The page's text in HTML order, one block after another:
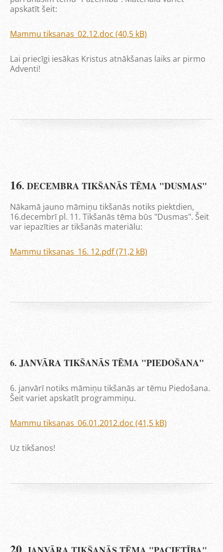
apskatīt šeit:
Mammu tiksanas_02.12.doc (40,5 kB)
Lai priecīgi iesākas Kristus atnākšanas laiks ar pirmo
Adventi!
16. DECEMBRA TIKŠANĀS TĒMA "DUSMAS"
Nākamā jauno māmiņu tikšanās notiks piektdien,
16.decembrī pl. 11. Tikšanās tēma būs "Dusmas". Šeit
var iepazīties ar tikšanās materiālu:
Mammu tiksanas_16. 12.pdf (71,2 kB)
6. JANVĀRA TIKŠANĀS TĒMA "PIEDOŠANA"
6. janvārī notiks māmiņu tikšanās ar tēmu Piedošana.
Šeit variet apskatīt programmiņu.
Mammu tiksanas_06.01.2012.doc (41,5 kB)
Uz tikšanos!